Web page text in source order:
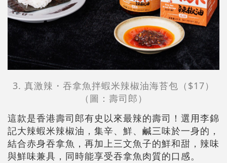
3. 真激辣・吞拿魚拌蝦米辣椒油海苔包（$17）
（圖：壽司郎）
這款是香港壽司郎有史以來最辣的壽司！選用李錦
記大辣蝦米辣椒油，集辛、鮮、鹹三味於一身的，
結合赤身吞拿魚，再加上三文魚子的鮮和甜，辣味
與鮮味兼具，同時能享受吞拿魚肉質的口感。